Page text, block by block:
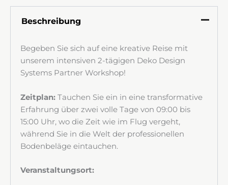
Ihre E-Mail
Beschreibung
Begeben Sie sich auf eine kreative Reise mit
unserem intensiven 2-tägigen Deko Design
Systems Partner Workshop!
Zeitplan:Tauchen Sie ein in eine transformative
Erfahrung über zwei volle Tage von 09:00 bis
15:00 Uhr, wo die Zeit wie im Flug vergeht,
während Sie in die Welt der professionellen
Bodenbeläge eintauchen.
Veranstaltungsort: